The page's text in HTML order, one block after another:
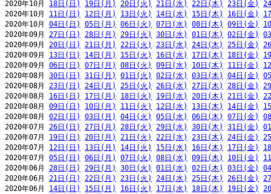
2020年10月 18日(日) 19日(月) 20日(火) 21日(水) 22日(木) 23日(金)
2020年10月 11日(日) 12日(月) 13日(火) 14日(水) 15日(木) 16日(金)
2020年10月 04日(日) 05日(月) 06日(火) 07日(水) 08日(木) 09日(金)
2020年09月 27日(日) 28日(月) 29日(火) 30日(水) 01日(木) 02日(金)
2020年09月 20日(日) 21日(月) 22日(火) 23日(水) 24日(木) 25日(金)
2020年09月 13日(日) 14日(月) 15日(火) 16日(水) 17日(木) 18日(金)
2020年09月 06日(日) 07日(月) 08日(火) 09日(水) 10日(木) 11日(金)
2020年08月 30日(日) 31日(月) 01日(火) 02日(水) 03日(木) 04日(金)
2020年08月 23日(日) 24日(月) 25日(火) 26日(水) 27日(木) 28日(金)
2020年08月 16日(日) 17日(月) 18日(火) 19日(水) 20日(木) 21日(金)
2020年08月 09日(日) 10日(月) 11日(火) 12日(水) 13日(木) 14日(金)
2020年08月 02日(日) 03日(月) 04日(火) 05日(水) 06日(木) 07日(金)
2020年07月 26日(日) 27日(月) 28日(火) 29日(水) 30日(木) 31日(金)
2020年07月 19日(日) 20日(月) 21日(火) 22日(水) 23日(木) 24日(金)
2020年07月 12日(日) 13日(月) 14日(火) 15日(水) 16日(木) 17日(金)
2020年07月 05日(日) 06日(月) 07日(火) 08日(水) 09日(木) 10日(金)
2020年06月 28日(日) 29日(月) 30日(火) 01日(水) 02日(木) 03日(金)
2020年06月 21日(日) 22日(月) 23日(火) 24日(水) 25日(木) 26日(金)
2020年06月 14日(日) 15日(月) 16日(火) 17日(水) 18日(木) 19日(金)